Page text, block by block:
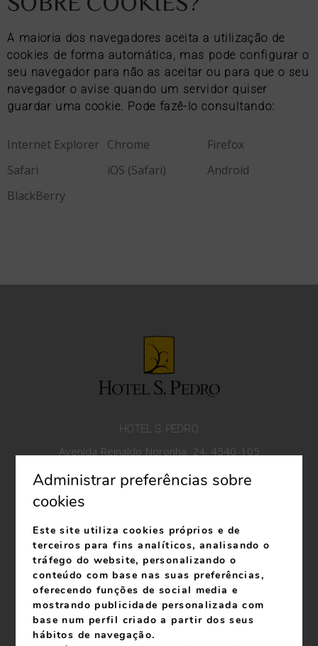
A maioria dos navegadores aceita a utilização de
cookies de forma automática, mas pode configurar o
seu navegador para não as aceitar ou para que o seu
navegador o avise quando um servidor quiser
guardar uma cookie. Pode fazê-lo consultando:
Internet Explorer Chrome
Firefox
Safari
iOS (Safari)
Android
BlackBerry
HOTEL S. PEDRO
Avenida Reinaldo Noronha, 24, 4540-105
Telefone:+351 256 944 580 *Chamada para a rede
móvel nacional
info@hotelspedro.com
RNET 27
RNAAT: 619/2023
Administrar preferências sobre
cookies
Este site utiliza cookies próprios e de
terceiros para fins analíticos, analisando o
tráfego do website, personalizando o
conteúdo com base nas suas preferências,
oferecendo funções de social media e
mostrando publicidade personalizada com
base num perfil criado a partir dos seus
hábitos de navegação.